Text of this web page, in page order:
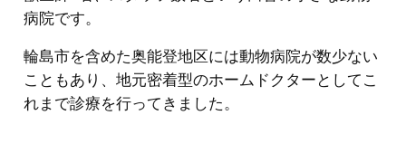
病院です。
輪島市を含めた奥能登地区には動物病院が数少ない
こともあり、地元密着型のホームドクターとしてこ
れまで診療を行ってきました。